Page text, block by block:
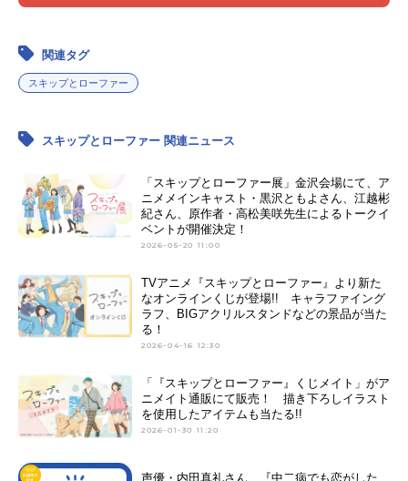
関連タグ
スキップとローファー
スキップとローファー 関連ニュース
「スキップとローファー展」金沢会場にて、ア
ニメメインキャスト・黒沢ともよさん、江越彬
紀さん、原作者・高松美咲先生によるトークイ
ベントが開催決定！
2026-05-20 11:00
TVアニメ『スキップとローファー』より新た
なオンラインくじが登場!! キャラファイング
ラフ、BIGアクリルスタンドなどの景品が当た
る！
2026-04-16 12:30
「『スキップとローファー』くじメイト」がア
ニメイト通販にて販売！ 描き下ろしイラスト
を使用したアイテムも当たる!!
2026-01-30 11:20
声優・内田真礼さん、『中二病でも恋がした